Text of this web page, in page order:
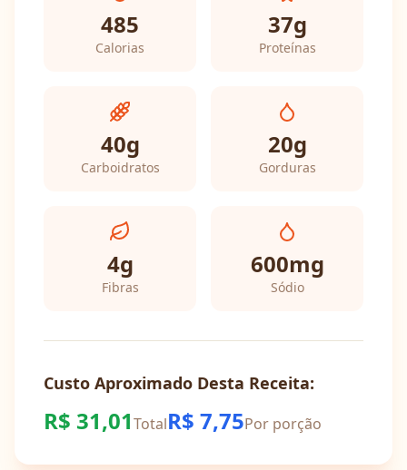
485
Calorias
37g
Proteínas
40g
Carboidratos
20g
Gorduras
4g
Fibras
600mg
Sódio
Custo Aproximado Desta Receita:
R$ 31,01TotalR$ 7,75Por porção